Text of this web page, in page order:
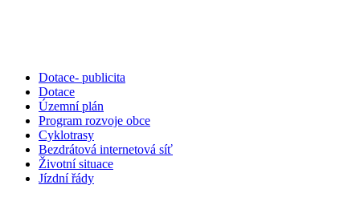
Dotace- publicita
Dotace
Územní plán
Program rozvoje obce
Cyklotrasy
Bezdrátová internetová síť
Životní situace
Jízdní řády